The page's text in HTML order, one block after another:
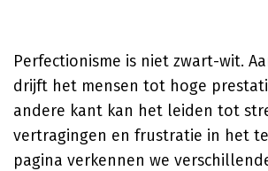
Perfectionisme is niet zwart-wit.
drijft het mensen tot hoge
andere kant kan het leiden tot
vertragingen en frustratie in het
pagina verkennen we